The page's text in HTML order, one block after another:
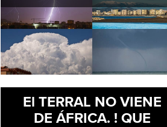
El TERRAL NO VIENE
DE ÁFRICA. ! QUE